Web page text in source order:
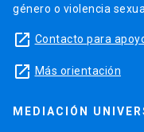
género o violencia
launch Contacto para
launch Más orientación
MEDIACIÓN